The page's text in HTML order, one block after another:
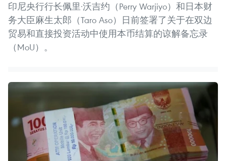
印尼央行行长佩里·沃吉约（Perry Warjiyo）和日本财
务大臣麻生太郎（Taro Aso）日前签署了关于在双边
贸易和直接投资活动中使用本币结算的谅解备忘录
（MoU）。